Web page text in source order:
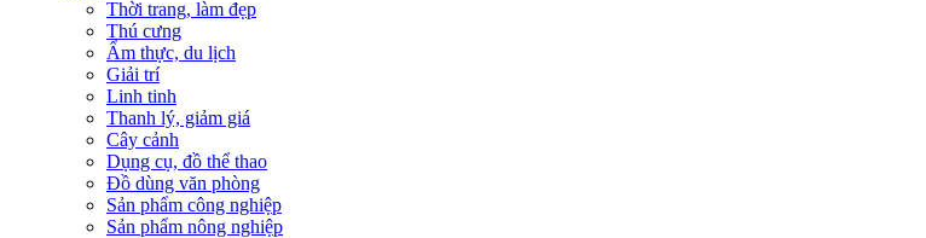
Thời trang, làm đẹp
Thú cưng
Ẩm thực, du lịch
Giải trí
Linh tinh
Thanh lý, giảm giá
Cây cảnh
Dụng cụ, đồ thể thao
Đồ dùng văn phòng
Sản phẩm công nghiệp
Sản phẩm nông nghiệp